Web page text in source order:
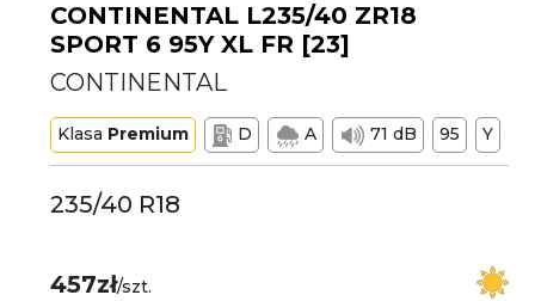
CONTINENTAL L235/40 ZR18
SPORT 6 95Y XL FR [23]
CONTINENTAL
Klasa Premium D A 71 dB 95 Y
235/40 R18
457zł/szt.